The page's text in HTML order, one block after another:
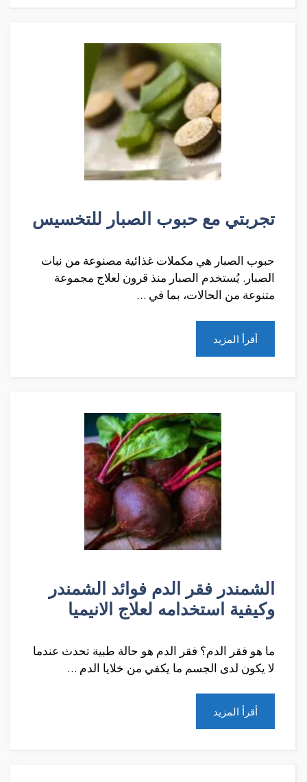
تجربتي مع حبوب الصبار للتخسيس
حبوب الصبار هي مكملات غذائية مصنوعة من نبات
الصبار. يُستخدم الصبار منذ قرون لعلاج مجموعة
متنوعة من الحالات، بما في …
أقرأ المزيد
الشمندر فقر الدم فوائد الشمندر
وكيفية استخدامه لعلاج الانيميا
ما هو فقر الدم؟ فقر الدم هو حالة طبية تحدث عندما
لا يكون لدى الجسم ما يكفي من خلايا الدم …
أقرأ المزيد